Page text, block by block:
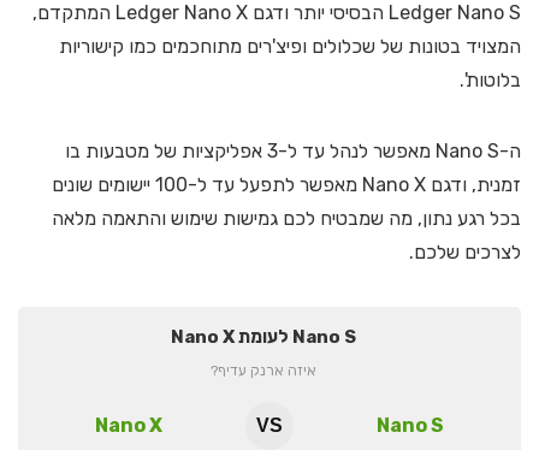
Ledger Nano S הבסיסי יותר ודגם Ledger Nano X המתקדם,
המצויד בטונות של שכלולים ופיצ'רים מתוחכמים כמו קישוריות
בלוטות'.
ה-Nano S מאפשר לנהל עד ל-3 אפליקציות של מטבעות בו
זמנית, ודגם Nano X מאפשר לתפעל עד ל-100 יישומים שונים
בכל רגע נתון, מה שמבטיח לכם גמישות שימוש והתאמה מלאה
לצרכים שלכם.
Nano S לעומת Nano X
איזה ארנק עדיף?
Nano S
VS
Nano X